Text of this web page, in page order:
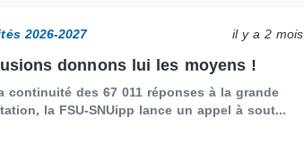
2026-2027 il y a 2 mois
donnons lui les moyens !
continuité des 67 011 réponses à la grande
la FSU-SNUipp lance un appel à sout...